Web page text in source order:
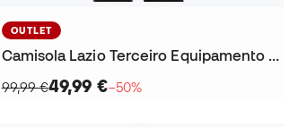
OUTLET
Camisola Lazio Terceiro Equipamento 2025-2026
99,99 €49,99 €−50%